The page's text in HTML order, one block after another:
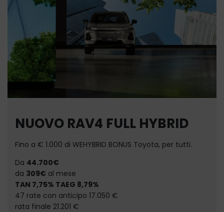
NUOVO RAV4 FULL HYBRID
Fino a € 1.000 di WEHYBRID BONUS Toyota, per tutti.
Da 44.700€
da 309€ al mese
TAN 7,75% TAEG 8,79%
47 rate con anticipo 17.050 €
rata finale 21.201 €